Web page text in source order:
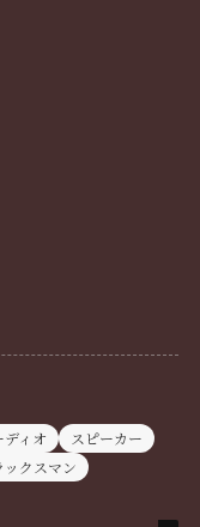
ディオ
スピーカー
ックスマン